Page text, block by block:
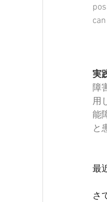
実
障
用
能
と
最
さ